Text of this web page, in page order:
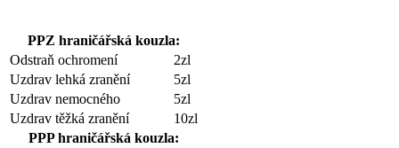
PPZ hraničářská kouzla:
Odstraň ochromení
2zl
Uzdrav lehká zranění
5zl
Uzdrav nemocného
5zl
Uzdrav těžká zranění
10zl
PPP hraničářská kouzla: